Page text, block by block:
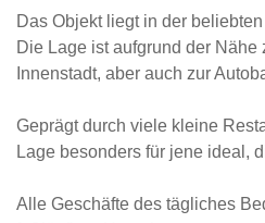
Das Objekt liegt in der
Die Lage ist aufgrund der Nähe
Innenstadt, aber auch zur
Geprägt durch viele kleine
Lage besonders für jene ideal,
Alle Geschäfte des tägliches